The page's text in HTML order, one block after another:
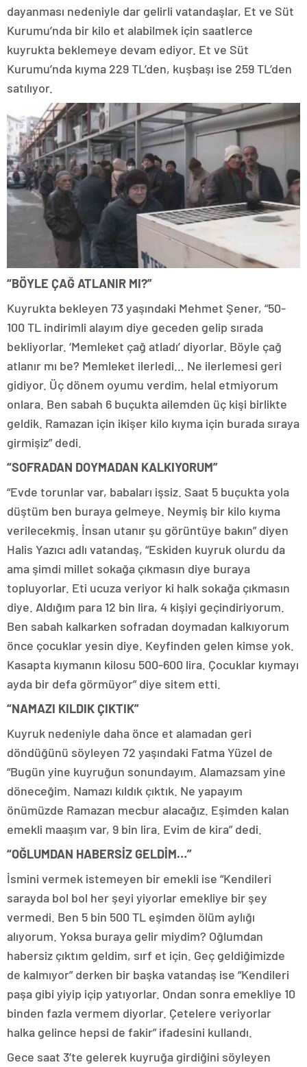
dayanması nedeniyle dar gelirli vatandaşlar, Et ve Süt
Kurumu’nda bir kilo et alabilmek için saatlerce
kuyrukta beklemeye devam ediyor. Et ve Süt
Kurumu’nda kıyma 229 TL’den, kuşbaşı ise 259 TL’den
satılıyor.
“BÖYLE ÇAĞ ATLANIR MI?”
Kuyrukta bekleyen 73 yaşındaki Mehmet Şener, “50-
100 TL indirimli alayım diye geceden gelip sırada
bekliyorlar. ‘Memleket çağ atladı’ diyorlar. Böyle çağ
atlanır mı be? Memleket ilerledi… Ne ilerlemesi geri
gidiyor. Üç dönem oyumu verdim, helal etmiyorum
onlara. Ben sabah 6 buçukta ailemden üç kişi birlikte
geldik. Ramazan için ikişer kilo kıyma için burada sıraya
girmişiz” dedi.
“SOFRADAN DOYMADAN KALKIYORUM”
“Evde torunlar var, babaları işsiz. Saat 5 buçukta yola
düştüm ben buraya gelmeye. Neymiş bir kilo kıyma
verilecekmiş. İnsan utanır şu görüntüye bakın” diyen
Halis Yazıcı adlı vatandaş, “Eskiden kuyruk olurdu da
ama şimdi millet sokağa çıkmasın diye buraya
topluyorlar. Eti ucuza veriyor ki halk sokağa çıkmasın
diye. Aldığım para 12 bin lira, 4 kişiyi geçindiriyorum.
Ben sabah kalkarken sofradan doymadan kalkıyorum
önce çocuklar yesin diye. Keyfinden gelen kimse yok.
Kasapta kıymanın kilosu 500-600 lira. Çocuklar kıymayı
ayda bir defa görmüyor” diye sitem etti.
“NAMAZI KILDIK ÇIKTIK”
Kuyruk nedeniyle daha önce et alamadan geri
döndüğünü söyleyen 72 yaşındaki Fatma Yüzel de
“Bugün yine kuyruğun sonundayım. Alamazsam yine
döneceğim. Namazı kıldık çıktık. Ne yapayım
önümüzde Ramazan mecbur alacağız. Eşimden kalan
emekli maaşım var, 9 bin lira. Evim de kira” dedi.
“OĞLUMDAN HABERSİZ GELDİM…”
İsmini vermek istemeyen bir emekli ise “Kendileri
sarayda bol bol her şeyi yiyorlar emekliye bir şey
vermedi. Ben 5 bin 500 TL eşimden ölüm aylığı
alıyorum. Yoksa buraya gelir miydim? Oğlumdan
habersiz çıktım geldim, sırf et için. Geç geldiğimizde
de kalmıyor” derken bir başka vatandaş ise “Kendileri
paşa gibi yiyip içip yatıyorlar. Ondan sonra emekliye 10
binden fazla vermem diyorlar. Çetelere veriyorlar
halka gelince hepsi de fakir” ifadesini kullandı.
Gece saat 3’te gelerek kuyruğa girdiğini söyleyen